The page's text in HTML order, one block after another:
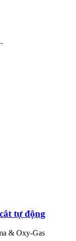
tự động
& Oxy-Gas